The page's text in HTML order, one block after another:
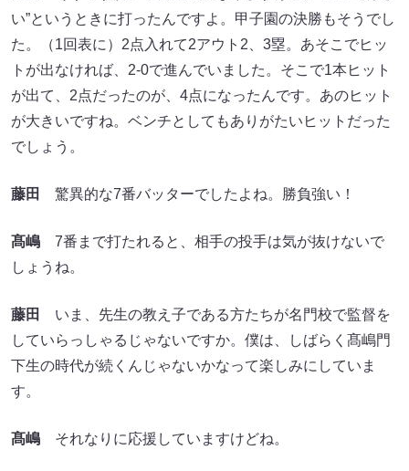
い”というときに打ったんですよ。甲子園の決勝もそうでし
た。（1回表に）2点入れて2アウト2、3塁。あそこでヒッ
トが出なければ、2-0で進んでいました。そこで1本ヒット
が出て、2点だったのが、4点になったんです。あのヒット
が大きいですね。ベンチとしてもありがたいヒットだった
でしょう。
藤田 驚異的な7番バッターでしたよね。勝負強い！
髙嶋 7番まで打たれると、相手の投手は気が抜けないで
しょうね。
藤田
いま、先生の教え子である方たちが名門校で監督を
していらっしゃるじゃないですか。僕は、しばらく髙嶋門
下生の時代が続くんじゃないかなって楽しみにしていま
す。
髙嶋 それなりに応援していますけどね。